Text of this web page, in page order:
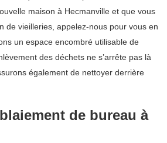
maison à Hecmanville et que vous
de vieilleries, appelez-nous pour vous en
un espace encombré utilisable de
des déchets ne s’arrête pas là
également de nettoyer derrière
de bureau à